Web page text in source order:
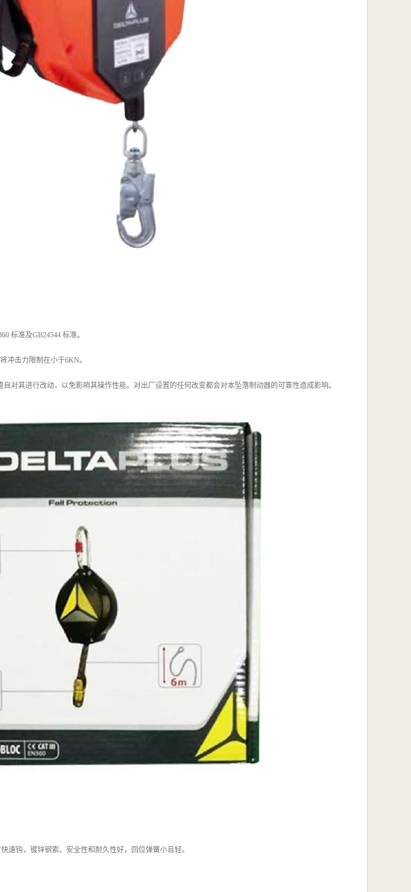
标准及GB24544 标准。
冲击力限制在小于6KN。
对其进行改动，以免影响其操作性能。对出厂设置的任何改变都会对本坠落制动器的可靠性造成影响。
速钩，镀锌钢索。安全性和耐久性好，回位弹簧小且轻。